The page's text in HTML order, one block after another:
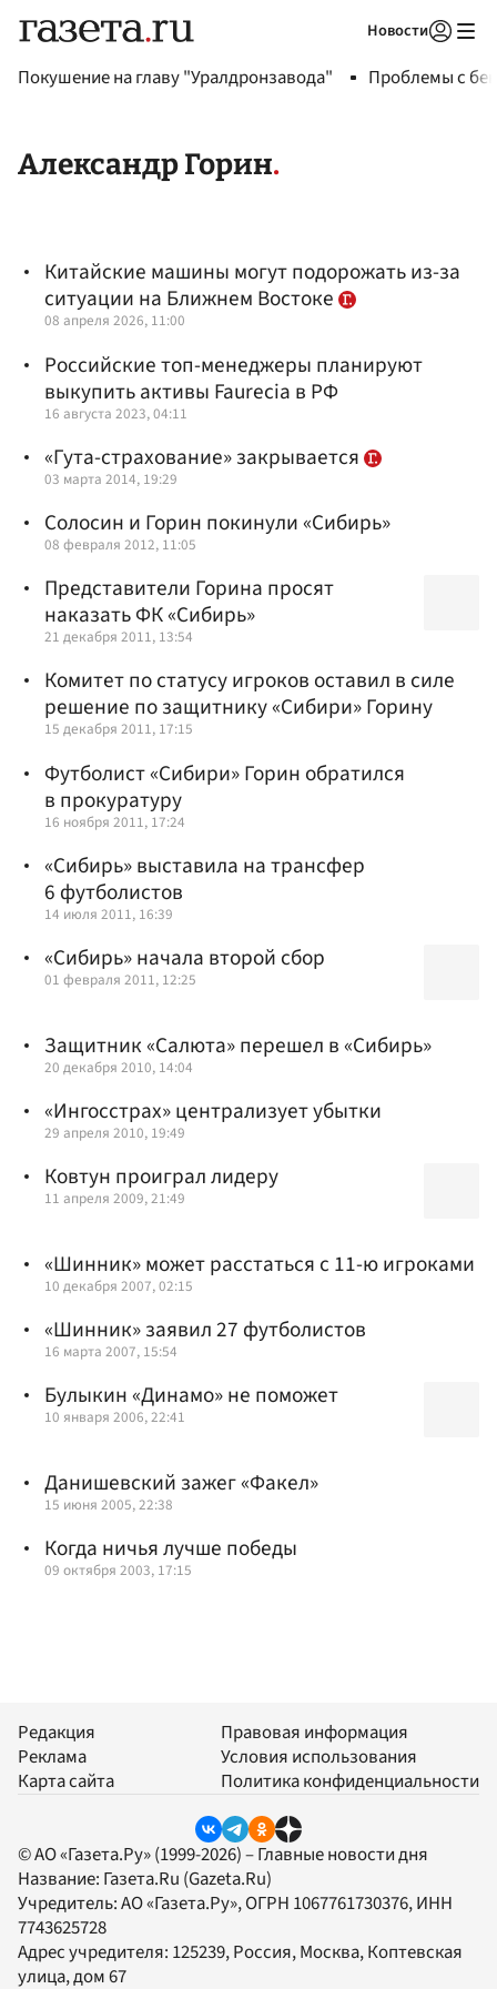
Новости
Покушение на главу "Уралдронзавода" Проблемы с
Александр Горин
Китайские машины могут подорожать из-за
ситуации на Ближнем Востоке
08 апреля 2026, 11:00
Российские топ-менеджеры планируют
выкупить активы Faurecia в РФ
16 августа 2023, 04:11
«Гута-страхование» закрывается
03 марта 2014, 19:29
Солосин и Горин покинули «Сибирь»
08 февраля 2012, 11:05
Представители Горина просят
наказать ФК «Сибирь»
21 декабря 2011, 13:54
Комитет по статусу игроков оставил в силе
решение по защитнику «Сибири» Горину
15 декабря 2011, 17:15
Футболист «Сибири» Горин обратился
в прокуратуру
16 ноября 2011, 17:24
«Сибирь» выставила на трансфер
6 футболистов
14 июля 2011, 16:39
«Сибирь» начала второй сбор
01 февраля 2011, 12:25
Защитник «Салюта» перешел в «Сибирь»
20 декабря 2010, 14:04
«Ингосстрах» централизует убытки
29 апреля 2010, 19:49
Ковтун проиграл лидеру
11 апреля 2009, 21:49
«Шинник» может расстаться с 11-ю игроками
10 декабря 2007, 02:15
«Шинник» заявил 27 футболистов
16 марта 2007, 15:54
Булыкин «Динамо» не поможет
10 января 2006, 22:41
Данишевский зажег «Факел»
15 июня 2005, 22:38
Когда ничья лучше победы
09 октября 2003, 17:15
Редакция
Реклама
Карта сайта
Правовая информация
Условия использования
Политика конфиденциальности
© АО «Газета.Ру» (1999-2026) – Главные новости дня
Название: Газета.Ru (Gazeta.Ru)
Учредитель:АО «Газета.Ру», ОГРН 1067761730376, ИНН
7743625728
Адрес учредителя: 125239, Россия, Москва, Коптевская
улица, дом 67